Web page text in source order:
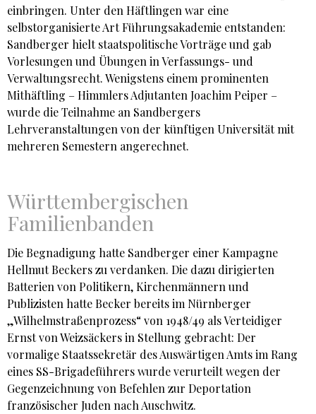
einbringen. Unter den Häftlingen war eine
selbstorganisierte Art Führungsakademie entstanden:
Sandberger hielt staatspolitische Vorträge und gab
Vorlesungen und Übungen in Verfassungs- und
Verwaltungsrecht. Wenigstens einem prominenten
Mithäftling – Himmlers Adjutanten Joachim Peiper –
wurde die Teilnahme an Sandbergers
Lehrveranstaltungen von der künftigen Universität mit
mehreren Semestern angerechnet.
Württembergischen
Familienbanden
Die Begnadigung hatte Sandberger einer Kampagne
Hellmut Beckers zu verdanken. Die dazu dirigierten
Batterien von Politikern, Kirchenmännern und
Publizisten hatte Becker bereits im Nürnberger
„Wilhelmstraßenprozess“ von 1948/49 als Verteidiger
Ernst von Weizsäckers in Stellung gebracht: Der
vormalige Staatssekretär des Auswärtigen Amts im Rang
eines SS-Brigadeführers wurde verurteilt wegen der
Gegenzeichnung von Befehlen zur Deportation
französischer Juden nach Auschwitz.